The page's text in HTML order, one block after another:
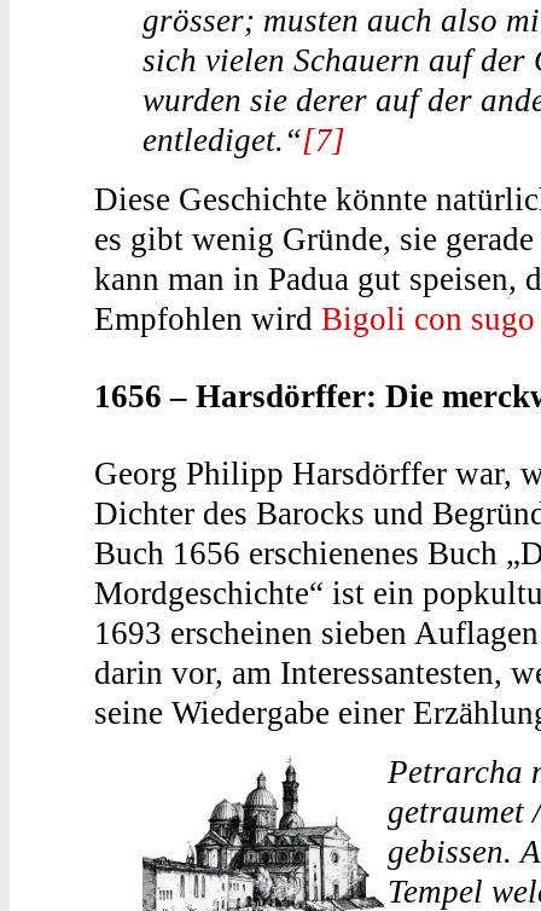
grösser; musten auch also
sich vielen Schauern auf der
wurden sie derer auf der
entlediget.“[7]
Diese Geschichte könnte
es gibt wenig Gründe, sie
kann man in Padua gut speisen,
Empfohlen wird Bigoli con
1656 – Harsdörffer: Die
Georg Philipp Harsdörffer war,
Dichter des Barocks und
Buch 1656 erschienenes Buch
Mordgeschichte“ ist ein
1693 erscheinen sieben
darin vor, am Interessantesten,
seine Wiedergabe einer
Petrarcha
getraumet
gebissen.
Tempel